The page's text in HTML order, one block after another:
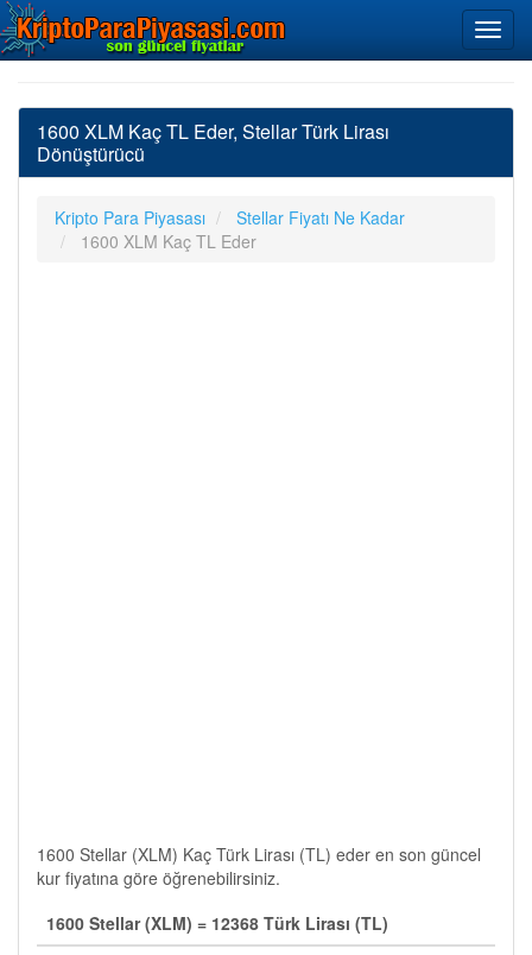
1600 XLM Kaç TL Eder, Stellar Türk Lirası
Dönüştürücü
Kripto Para Piyasası
Stellar Fiyatı Ne Kadar
1600 XLM Kaç TL Eder
1600 Stellar (XLM) Kaç Türk Lirası (TL) eder en son güncel
kur fiyatına göre öğrenebilirsiniz.
1600 Stellar (XLM) = 12368 Türk Lirası (TL)